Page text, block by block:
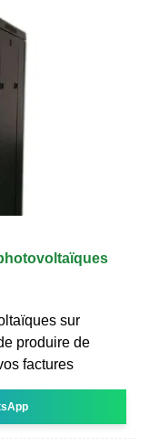
sur
produire de
factures